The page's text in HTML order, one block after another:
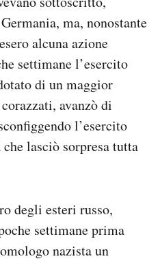
ma, nonostante
alcuna azione
settimane l’esercito
di un maggior
avanzò di
l’esercito
lasciò sorpresa tutta
degli esteri russo,
settimane prima
nazista un